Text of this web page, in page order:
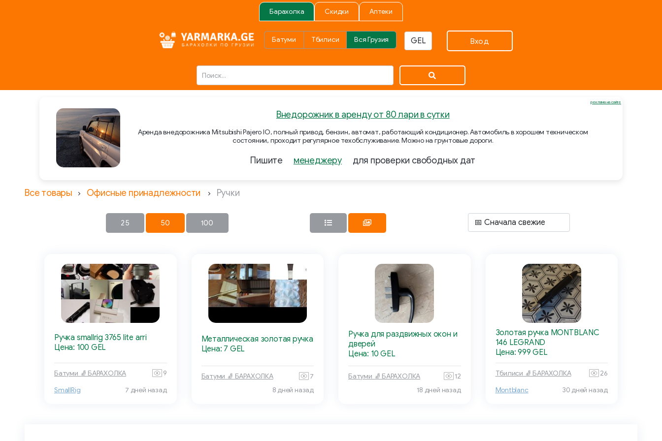
Барахолка Скидки Аптеки
Батуми Тбилиси Вся Грузия Вход
Внедорожник в аренду от 80 лари в сутки
Аренда внедорожника Mitsubishi Pajero IO, полный привод, бензин, автомат, работающий кондиционер. Автомобиль в хорошем техническом
состоянии, проходит регулярное техобслуживание. Можно на грунтовые дороги.
Пишите менеджеру для проверки свободных дат
реклама на сайте
Все товары Офисные принадлежности Ручки
25 50 100
Ручка smallrig 3765 lite arri
Цена: 100 GEL
Батуми 🧦 БАРАХОЛКА 9
SmallRig 7 дней назад
Металлическая золотая ручка
Цена: 7 GEL
Батуми 🧦 БАРАХОЛКА
7
8 дней назад
Ручка для раздвижных окон и
дверей
Цена: 10 GEL
Батуми 🧦 БАРАХОЛКА
12
18 дней назад
Золотая ручка MONTBLANC
146 LEGRAND
Цена: 999 GEL
Тбилиси 🧦 БАРАХОЛКА 26
Montblanc 30 дней назад